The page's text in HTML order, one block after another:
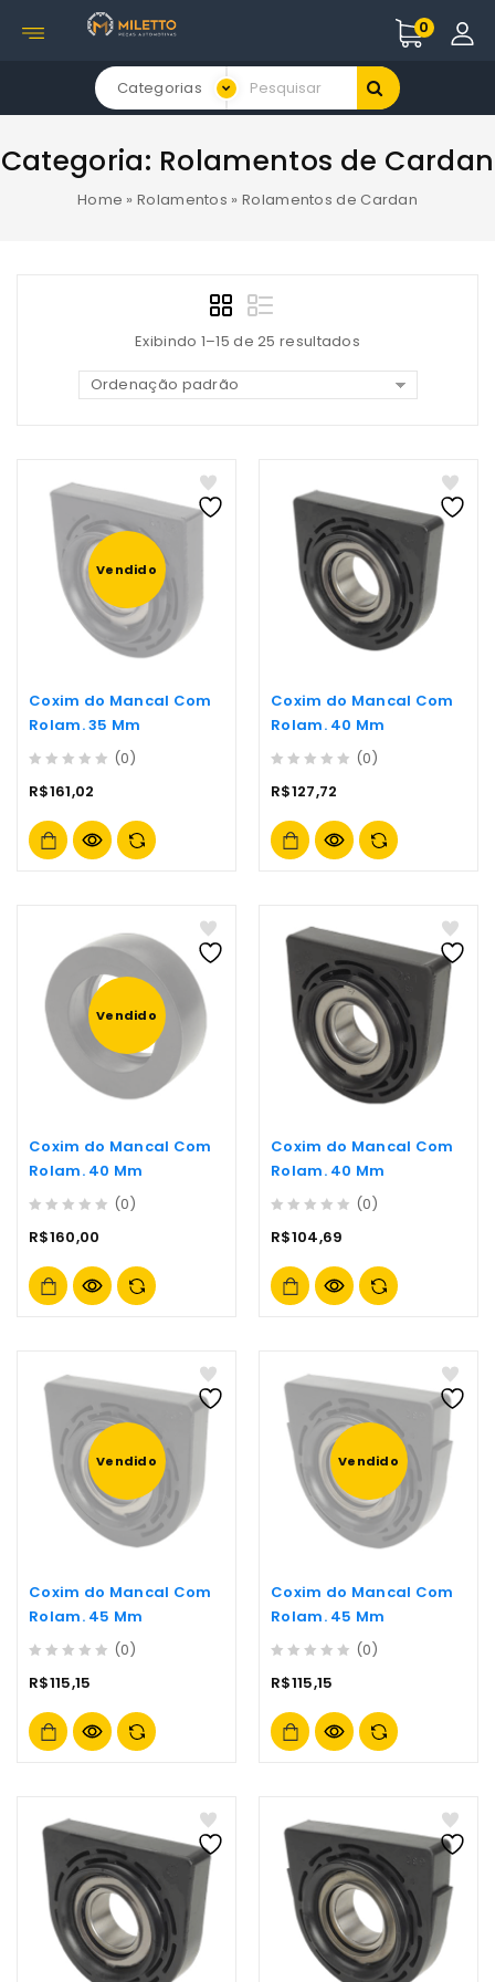
0
Categorias
Categoria: Rolamentos de Cardan
Home »Rolamentos » Rolamentos de Cardan
Exibindo 1–15 de 25 resultados
Ordenação padrão
Vendido
Coxim do Mancal Com
Rolam. 35 Mm
out
5
(0)
R$161,02
Coxim do Mancal Com
Rolam. 40 Mm
out
5
(0)
R$127,72
Vendido
Coxim do Mancal Com
Rolam. 40 Mm
out
5
(0)
R$160,00
Coxim do Mancal Com
Rolam. 40 Mm
out
5
(0)
R$104,69
Vendido
Coxim do Mancal Com
Rolam. 45 Mm
out
5
(0)
R$115,15
Vendido
Coxim do Mancal Com
Rolam. 45 Mm
out
5
(0)
R$115,15